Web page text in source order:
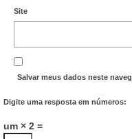
Site
Salvar meus dados neste
Digite uma resposta em números:
um × 2 =